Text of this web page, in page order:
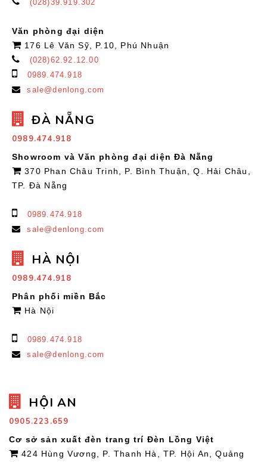
(028)39.919.302
Văn phòng đại diện
176 Lê Văn Sỹ, P.10, Phú Nhuận
(028)62.92.12.00
0989.474.918
sale@denlong.com
ĐÀ NẴNG
0989.474.918
Showroom và Văn phòng đại diện Đà Nẵng
370 Phan Châu Trinh, P. Bình Thuận, Q. Hải Châu,
TP. Đà Nẵng
0989.474.918
sale@denlong.com
HÀ NỘI
0989.474.918
Phân phối miền Bắc
Hà Nội
0989.474.918
sale@denlong.com
HỘI AN
0905.223.659
Cơ sở sản xuất đèn trang trí Đèn Lồng Việt
424 Hùng Vương, P. Thanh Hà, TP. Hội An, Quảng